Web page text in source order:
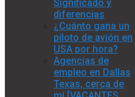
Significado y
diferencias
¿Cuánto gana un
piloto de avión en
USA por hora?
Agencias de
empleo en Dallas
Texas, cerca de